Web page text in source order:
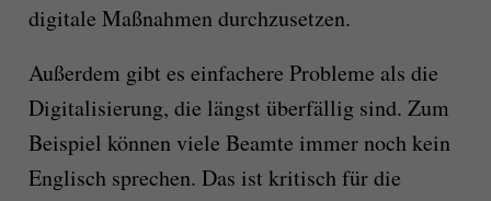
digitale Maßnahmen durchzusetzen.
Außerdem gibt es einfachere Probleme als die
Digitalisierung, die längst überfällig sind. Zum
Beispiel können viele Beamte immer noch kein
Englisch sprechen. Das ist kritisch für die